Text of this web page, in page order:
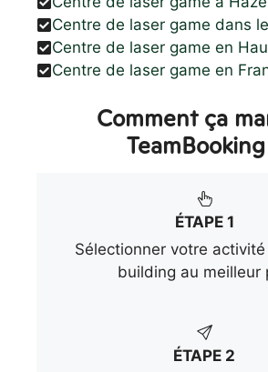
Centre de laser game dans
Centre de laser game en
Centre de laser game en
Comment ça
ÉTAPE 1
Sélectionner votre
building au meilleur
ÉTAPE 2